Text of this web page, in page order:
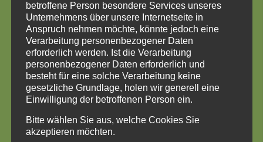
betroffene Person besondere Services unseres
Unternehmens über unsere Internetseite in
Anspruch nehmen möchte, könnte jedoch eine
Verarbeitung personenbezogener Daten
erforderlich werden. Ist die Verarbeitung
personenbezogener Daten erforderlich und
besteht für eine solche Verarbeitung keine
gesetzliche Grundlage, holen wir generell eine
Einwilligung der betroffenen Person ein.
Bitte wählen Sie aus, welche Cookies Sie
akzeptieren möchten.